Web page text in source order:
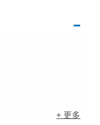
+ 更多